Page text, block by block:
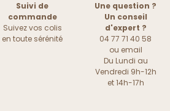
Suivi de
commande
Suivez vos colis
en toute sérénité
Une question ?
Un conseil
d'expert ?
04 77 71 40 58
ou email
Du Lundi au
Vendredi 9h-12h
et 14h-17h